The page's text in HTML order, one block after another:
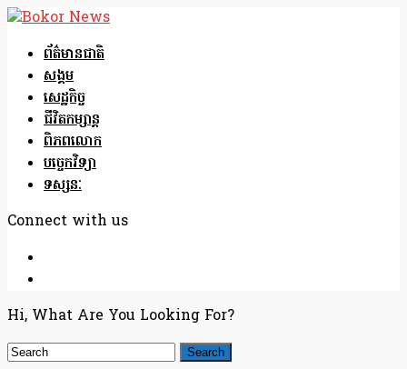
ព័ត៌មានជាតិ
សង្គម
សេដ្ឋកិច្ច
ជីវិតកម្សាន្ត
ពិភពលោក
បច្ចេកវិទ្យា
ទស្សនៈ
Connect with us
Hi, What Are You Looking For?